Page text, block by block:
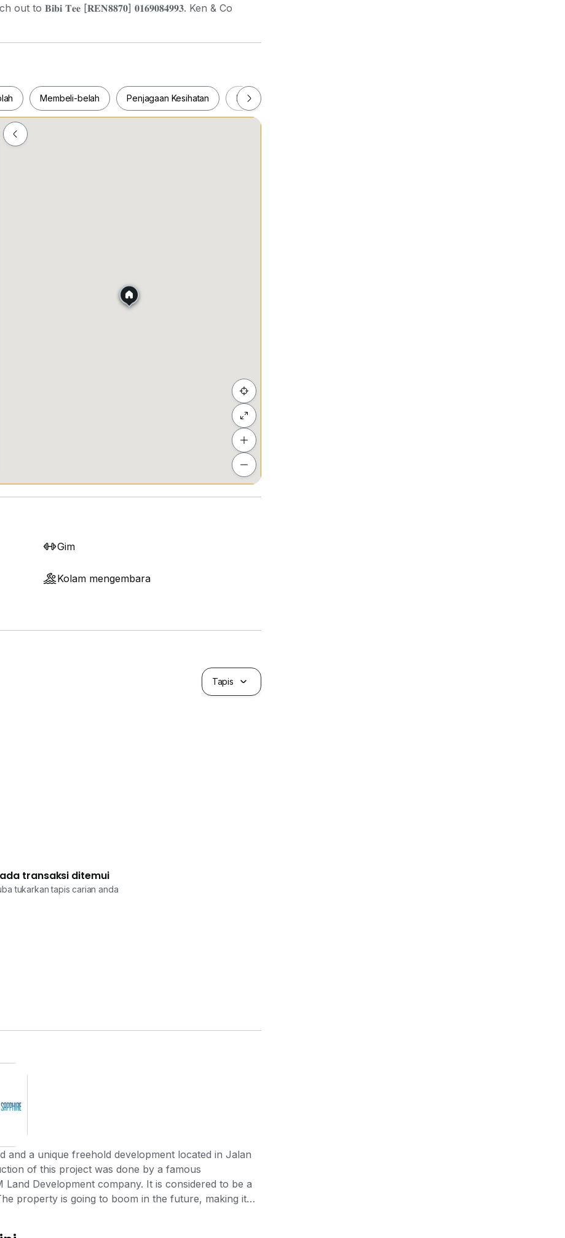
out to 𝐁𝐢𝐛𝐢 𝐓𝐞𝐞 [𝐑𝐄𝐍𝟖𝟖𝟕𝟎] 𝟎𝟏𝟔𝟗𝟎𝟖𝟒𝟗𝟗𝟑. Ken & Co
Membeli-belah Penjagaan Kesihatan Makanan & Minuman
Gim
Kolam mengembara
Tapis
transaksi ditemui
tukarkan tapis carian anda
and a unique freehold development located in Jalan
of this project was done by a famous
Development company. It is considered to be a
property is going to boom in the future, making it
Sapphire is indeed a great place to live in. The